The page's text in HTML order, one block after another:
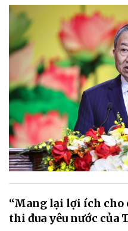
“Mang lại lợi ích
thi đua yêu nước của